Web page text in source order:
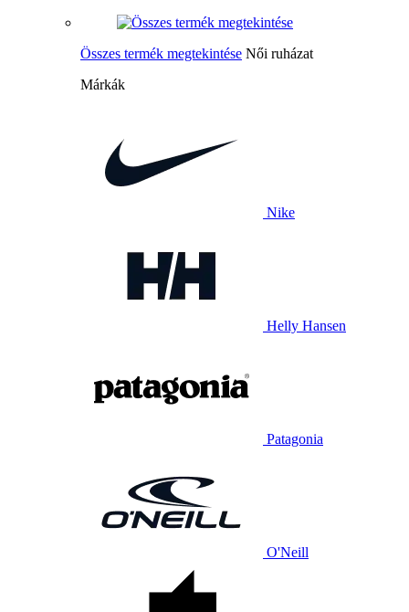
Összes termék megtekintése Női ruházat
Márkák
Nike
Helly Hansen
Patagonia
O'Neill